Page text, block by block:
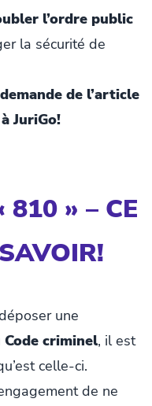
l’ordre public
la sécurité de
de l’article
JuriGo!
» – CE
une
criminel, il est
celle-ci.
de ne